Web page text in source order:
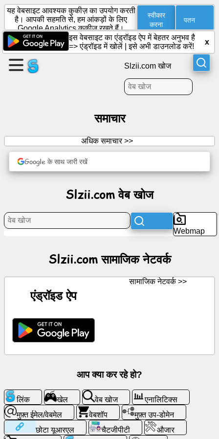
पृष्ठ
बनाएँ
कार्यसूची
मनोरंजन
विकि
संपर्क
वेब
खोज
मुफ़्त
यह वेबसाइट आवश्यक कुकीज़ का उपयोग करती
है। आपकी सहमति से, हम आंकड़ों के लिए
Google Analytics कुकीज़ रखते हैं।
स्वीकार
करना
पतन
इस वेबसाइट का एंड्रॉइड ऐप में बेहतर अनुभव है
=>एंड्रॉइड में खोलें |इसे अभी डाउनलोड करें!
x
Slzii.com खोज
समाचार
अधिक समाचार >>
Google के साथ जारी रखें
Slzii.com वेब खोज
Webmap
Slzii.com सामाजिक नेटवर्क
एंड्रॉइड ऐप
सामाजिक नेटवर्क >>
आप क्या कर रहे हो?
लिंक खेल वेब खोज
एनालिटिक्स
मुफ़्त ईमेल/वेबमेल
वेबशॉप
मुफ़्त उप-डोमेन
छोटा यूआरएल
चैटजीपीटी
औजार